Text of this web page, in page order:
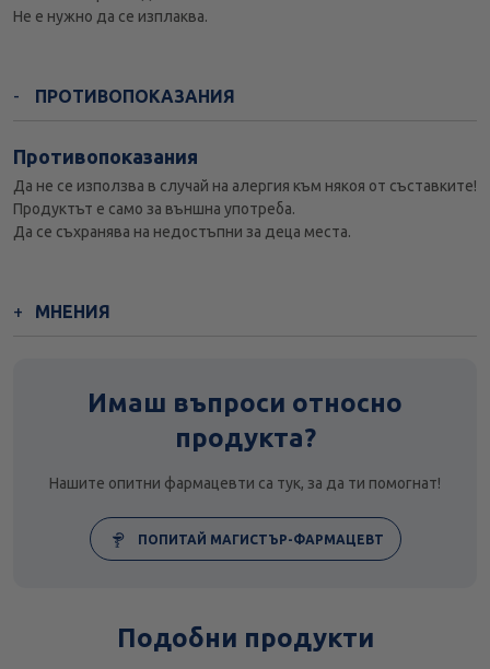
Не е нужно да се изплаква.
ПРОТИВОПОКАЗАНИЯ
Противопоказания
Да не се използва в случай на алергия към някоя от съставките!
Продуктът е само за външна употреба.
Да се съхранява на недостъпни за деца места.
МНЕНИЯ
Имаш въпроси относно
продукта?
Нашите опитни фармацевти са тук, за да ти помогнат!
ПОПИТАЙ МАГИСТЪР-ФАРМАЦЕВТ
Подобни продукти